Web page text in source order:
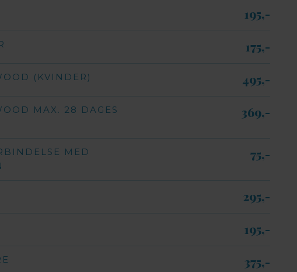
195,-​
175,-​
(KVINDER) 495,-​
MAX. 28 DAGES
369,-​
MED
75,-​
295,-​
195,-​
375,-​